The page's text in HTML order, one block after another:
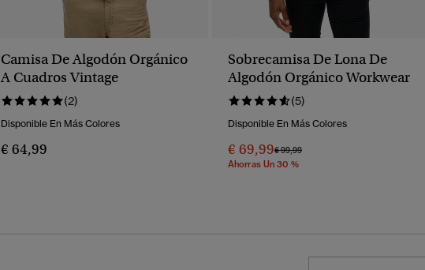
Camisa De Algodón Orgánico
A Cuadros Vintage
(2)
Disponible En Más Colores
€ 64,99
Sobrecamisa De Lona De
Algodón Orgánico Workwear
(5)
Disponible En Más Colores
€ 69,99Precio Rebajado De
€ 99,99A
Ahorras Un 30 %